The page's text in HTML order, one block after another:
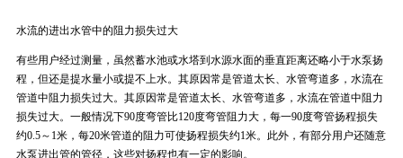
水流的进出水管中的阻力损失过大
有些用户经过测量，虽然蓄水池或水塔到水源水面的垂直距离还略小于水泵扬
程，但还是提水量小或提不上水。其原因常是管道太长、水管弯道多，水流在
管道中阻力损失过大。其原因常是管道太长、水管弯道多，水流在管道中阻力
损失过大。一般情况下90度弯管比120度弯管阻力大，每一90度弯管扬程损失
约0.5～1米，每20米管道的阻力可使扬程损失约1米。此外，有部分用户还随意
水泵进出管的管径，这些对扬程也有一定的影响。